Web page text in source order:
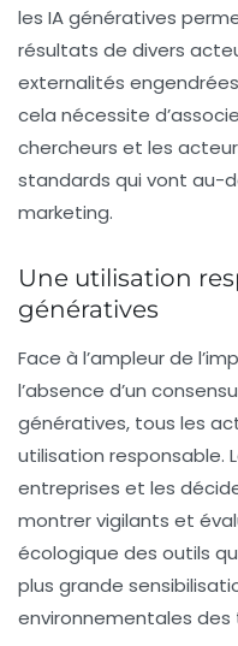
les IA génératives
résultats de divers
externalités
cela nécessite
chercheurs et les
standards qui vont au-
marketing.
Une utilisation
génératives
Face à l’ampleur de
l’absence d’un
génératives, tous les
utilisation responsable.
entreprises et les
montrer vigilants et
écologique des outils
plus grande
environnementales des